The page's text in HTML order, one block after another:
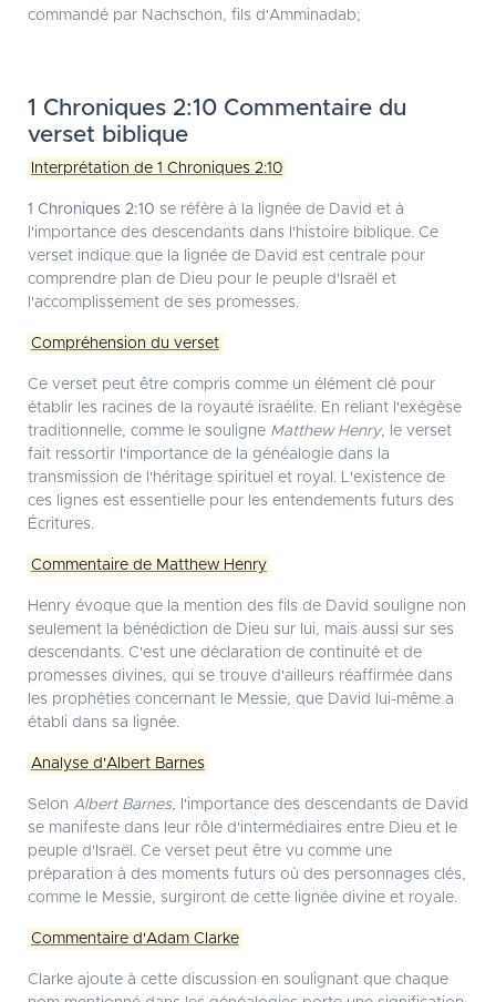
commandé par Nachschon, fils d'Amminadab;
1 Chroniques 2:10 Commentaire du
verset biblique
Interprétation de 1 Chroniques 2:10
1 Chroniques 2:10 se réfère à la lignée de David et à
l'importance des descendants dans l'histoire biblique. Ce
verset indique que la lignée de David est centrale pour
comprendre plan de Dieu pour le peuple d'Israël et
l'accomplissement de ses promesses.
Compréhension du verset
Ce verset peut être compris comme un élément clé pour
établir les racines de la royauté israélite. En reliant l'exégèse
traditionnelle, comme le souligne Matthew Henry, le verset
fait ressortir l'importance de la généalogie dans la
transmission de l'héritage spirituel et royal. L'existence de
ces lignes est essentielle pour les entendements futurs des
Écritures.
Commentaire de Matthew Henry
Henry évoque que la mention des fils de David souligne non
seulement la bénédiction de Dieu sur lui, mais aussi sur ses
descendants. C'est une déclaration de continuité et de
promesses divines, qui se trouve d'ailleurs réaffirmée dans
les prophéties concernant le Messie, que David lui-même a
établi dans sa lignée.
Analyse d'Albert Barnes
Selon Albert Barnes, l'importance des descendants de David
se manifeste dans leur rôle d'intermédiaires entre Dieu et le
peuple d'Israël. Ce verset peut être vu comme une
préparation à des moments futurs où des personnages clés,
comme le Messie, surgiront de cette lignée divine et royale.
Commentaire d'Adam Clarke
Clarke ajoute à cette discussion en soulignant que chaque